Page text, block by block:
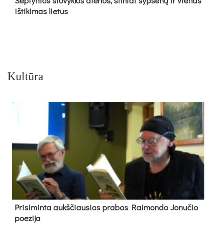
iš­ti­ki­mas lie­tus
Kultūra
Pri­si­min­ta aukš­čiau­sios pra­bos Rai­mon­do Jo­nu­čio
poe­zi­ja